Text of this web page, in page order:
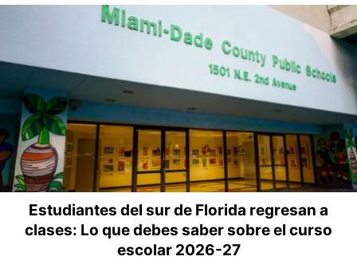
Estudiantes del sur de Florida regresan a
clases: Lo que debes saber sobre el curso
escolar 2026-27